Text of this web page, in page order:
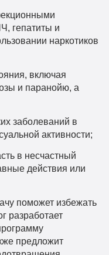
гепатиты и
наркотиков
включая
и паранойю, а
заболеваний в
активности;
в несчастный
действия или
поможет избежать
разработает
предложит